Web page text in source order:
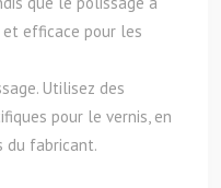
efficace pour les
Utilisez des
pour le vernis, en
du fabricant.